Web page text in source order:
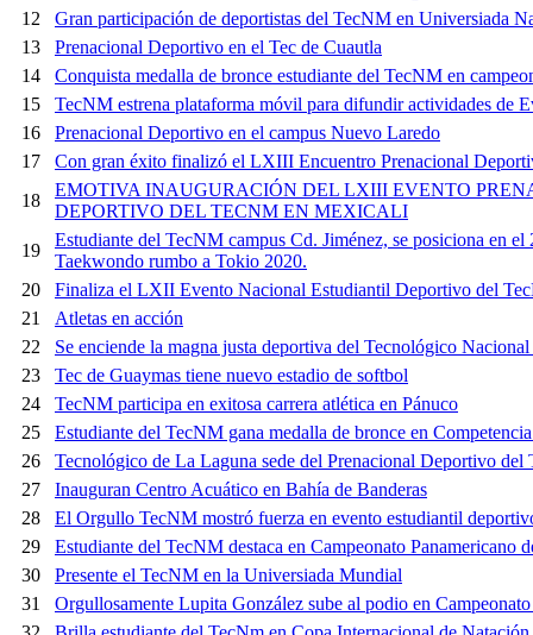
12
Gran participación de deportistas del TecNM en Universiada
13
Prenacional Deportivo en el Tec de Cuautla
14
Conquista medalla de bronce estudiante del TecNM en
15
TecNM estrena plataforma móvil para difundir actividades de
16
Prenacional Deportivo en el campus Nuevo Laredo
17
Con gran éxito finalizó el LXIII Encuentro Prenacional
18
EMOTIVA INAUGURACIÓN DEL LXIII EVENTO
DEPORTIVO DEL TECNM EN MEXICALI
19
Estudiante del TecNM campus Cd. Jiménez, se posiciona en
Taekwondo rumbo a Tokio 2020.
20
Finaliza el LXII Evento Nacional Estudiantil Deportivo del
21
Atletas en acción
22
Se enciende la magna justa deportiva del Tecnológico
23
Tec de Guaymas tiene nuevo estadio de softbol
24
TecNM participa en exitosa carrera atlética en Pánuco
25
Estudiante del TecNM gana medalla de bronce en
26
Tecnológico de La Laguna sede del Prenacional Deportivo del
27
Inauguran Centro Acuático en Bahía de Banderas
28
El Orgullo TecNM mostró fuerza en evento estudiantil
29
Estudiante del TecNM destaca en Campeonato Panamericano
30
Presente el TecNM en la Universiada Mundial
31
Orgullosamente Lupita González sube al podio en